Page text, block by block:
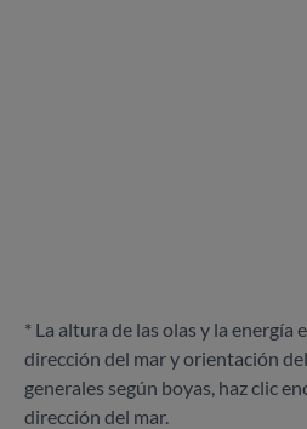
* La altura de las olas y la energía
dirección del mar y orientación
generales según boyas, haz clic
dirección del mar.